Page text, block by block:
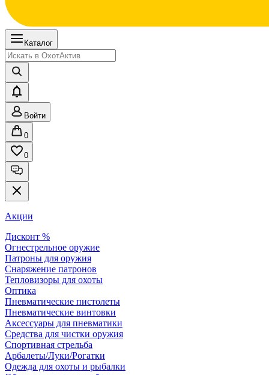
Каталог
Войти
0
0
Акции
Дисконт %
Огнестрельное оружие
Патроны для оружия
Снаряжение патронов
Тепловизоры для охоты
Оптика
Пневматические пистолеты
Пневматические винтовки
Аксессуары для пневматики
Средства для чистки оружия
Спортивная стрельба
Арбалеты/Луки/Рогатки
Одежда для охоты и рыбалки